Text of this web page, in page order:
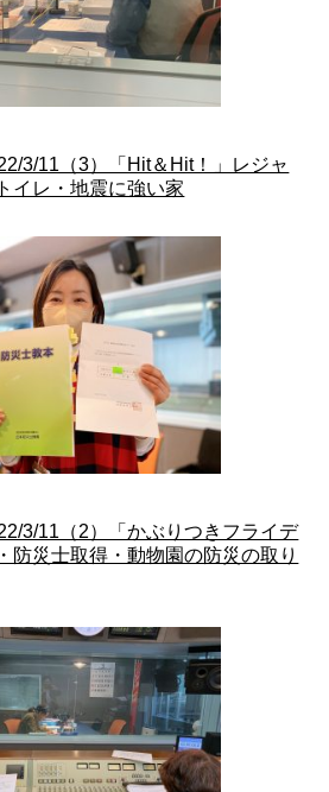
3/11（3）「Hit＆Hit！」レジャ
イレ・地震に強い家
3/11（2）「かぶりつきフライデ
防災士取得・動物園の防災の取り